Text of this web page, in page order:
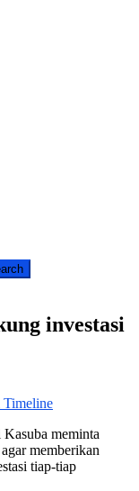
investasi
Timeline
meminta
memberikan
tiap-tiap